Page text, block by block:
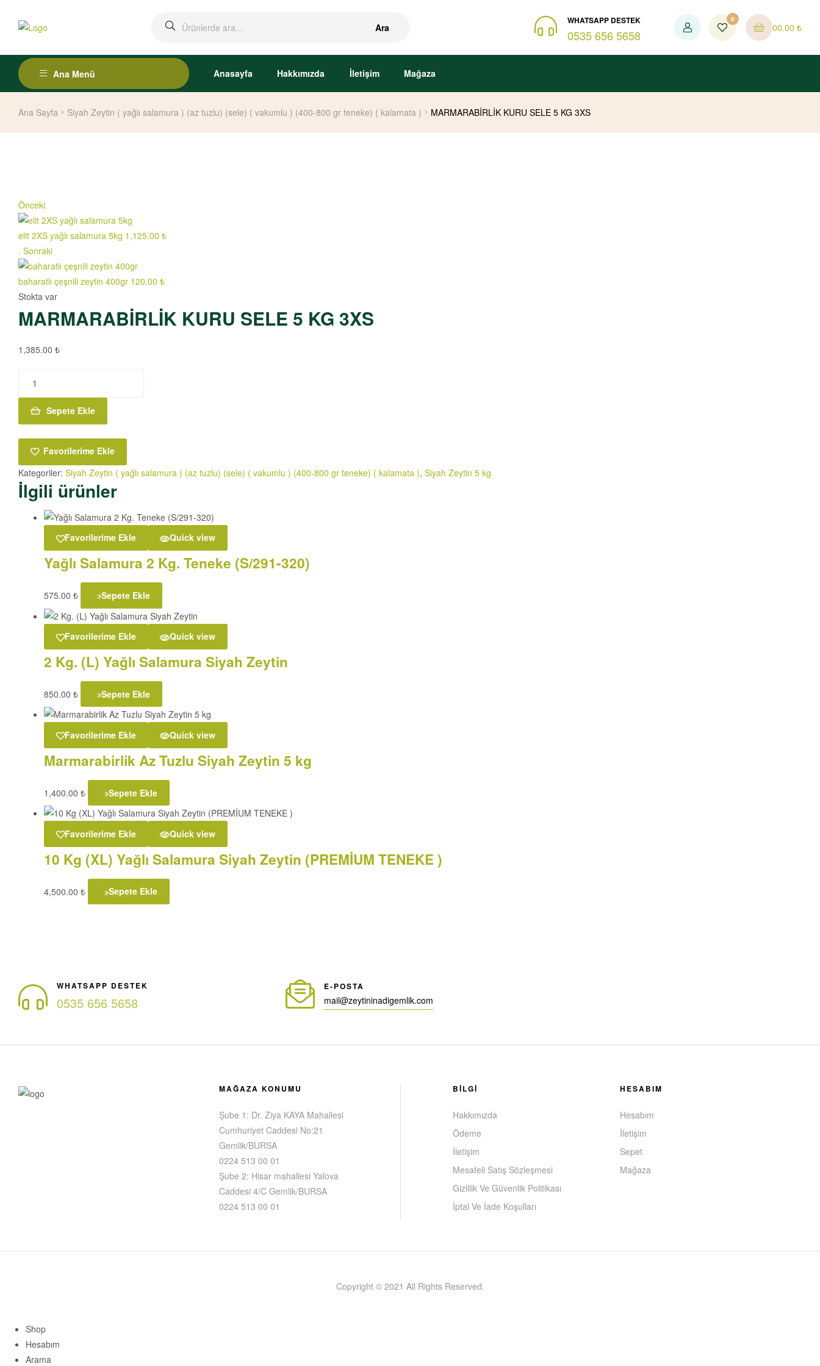
Ara
WHATSAPP DESTEK
0535 656 5658
0
00.00 ₺
Ana Menü Anasayfa Hakkımızda İletişim Mağaza
Ana Sayfa Siyah Zeytin ( yağlı salamura ) (az tuzlu) (sele) ( vakumlu ) (400-800 gr teneke) ( kalamata ) MARMARABİRLİK KURU SELE 5 KG 3XS
Önceki
elit 2XS yağlı salamura 5kg 1,125.00 ₺
. Sonraki
baharatlı çeşnili zeytin 400gr 120.00 ₺
Stokta var
MARMARABİRLİK KURU SELE 5 KG 3XS
1,385.00 ₺
Sepete Ekle
Favorilerime Ekle
Kategoriler: Siyah Zeytin ( yağlı salamura ) (az tuzlu) (sele) ( vakumlu ) (400-800 gr teneke) ( kalamata ), Siyah Zeytin 5 kg
İlgili ürünler
Favorilerime Ekle Quick view
Yağlı Salamura 2 Kg. Teneke (S/291-320)
575.00 ₺ Sepete Ekle
Favorilerime Ekle Quick view
2 Kg. (L) Yağlı Salamura Siyah Zeytin
850.00 ₺ Sepete Ekle
Favorilerime Ekle Quick view
Marmarabirlik Az Tuzlu Siyah Zeytin 5 kg
1,400.00 ₺ Sepete Ekle
Favorilerime Ekle Quick view
10 Kg (XL) Yağlı Salamura Siyah Zeytin (PREMİUM TENEKE )
4,500.00 ₺ Sepete Ekle
WHATSAPP DESTEK
0535 656 5658
E-POSTA
mail@zeytininadigemlik.com
MAĞAZA KONUMU
Şube 1: Dr. Ziya KAYA Mahallesi
Cumhuriyet Caddesi No:21
Gemlik/BURSA
0224 513 00 01
Şube 2: Hisar mahallesi Yalova
Caddesi 4/C Gemlik/BURSA
0224 513 00 01
BILGI
Hakkımızda
Ödeme
İletişim
Mesafeli Satış Sözleşmesi
Gizlilik Ve Güvenlik Politikası
İptal Ve İade Koşulları
HESABIM
Hesabım
İletişim
Sepet
Mağaza
Copyright © 2021 All Rights Reserved.
Shop
Hesabım
Arama